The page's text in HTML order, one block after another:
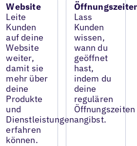
Website
Leite
Kunden
auf deine
Website
weiter,
damit sie
mehr über
deine
Produkte
und
Dienstleistungen
erfahren
können.
Lass
Kunden
wissen,
wann du
geöffnet
hast,
indem du
deine
regulären
Öffnungszeiten
angibst.